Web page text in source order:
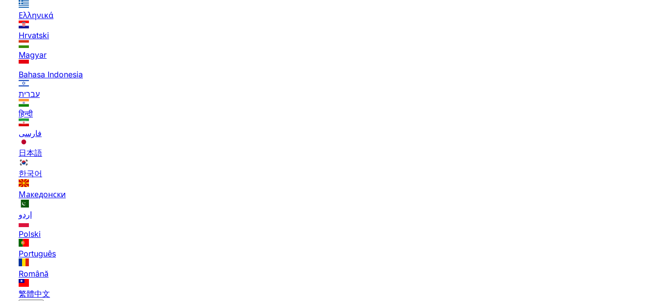
Ελληνικά
Hrvatski
Magyar
Bahasa Indonesia
עברית
हिन्दी
فارسی
日本語
한국어
Македонски
اردو
Polski
Português
Română
繁體中文